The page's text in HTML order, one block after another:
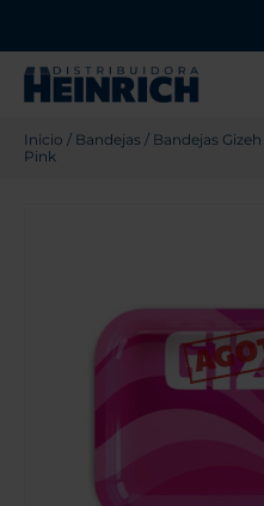
Inicio / Bandejas / Bandejas Gizeh
Pink